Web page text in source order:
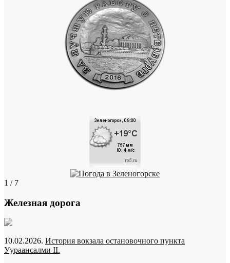
1 / 7
Железная дорога
10.02.2026. История вокзала остановочного пункта
Уураансалми II.